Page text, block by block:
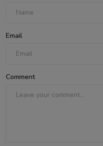
Email
Comment